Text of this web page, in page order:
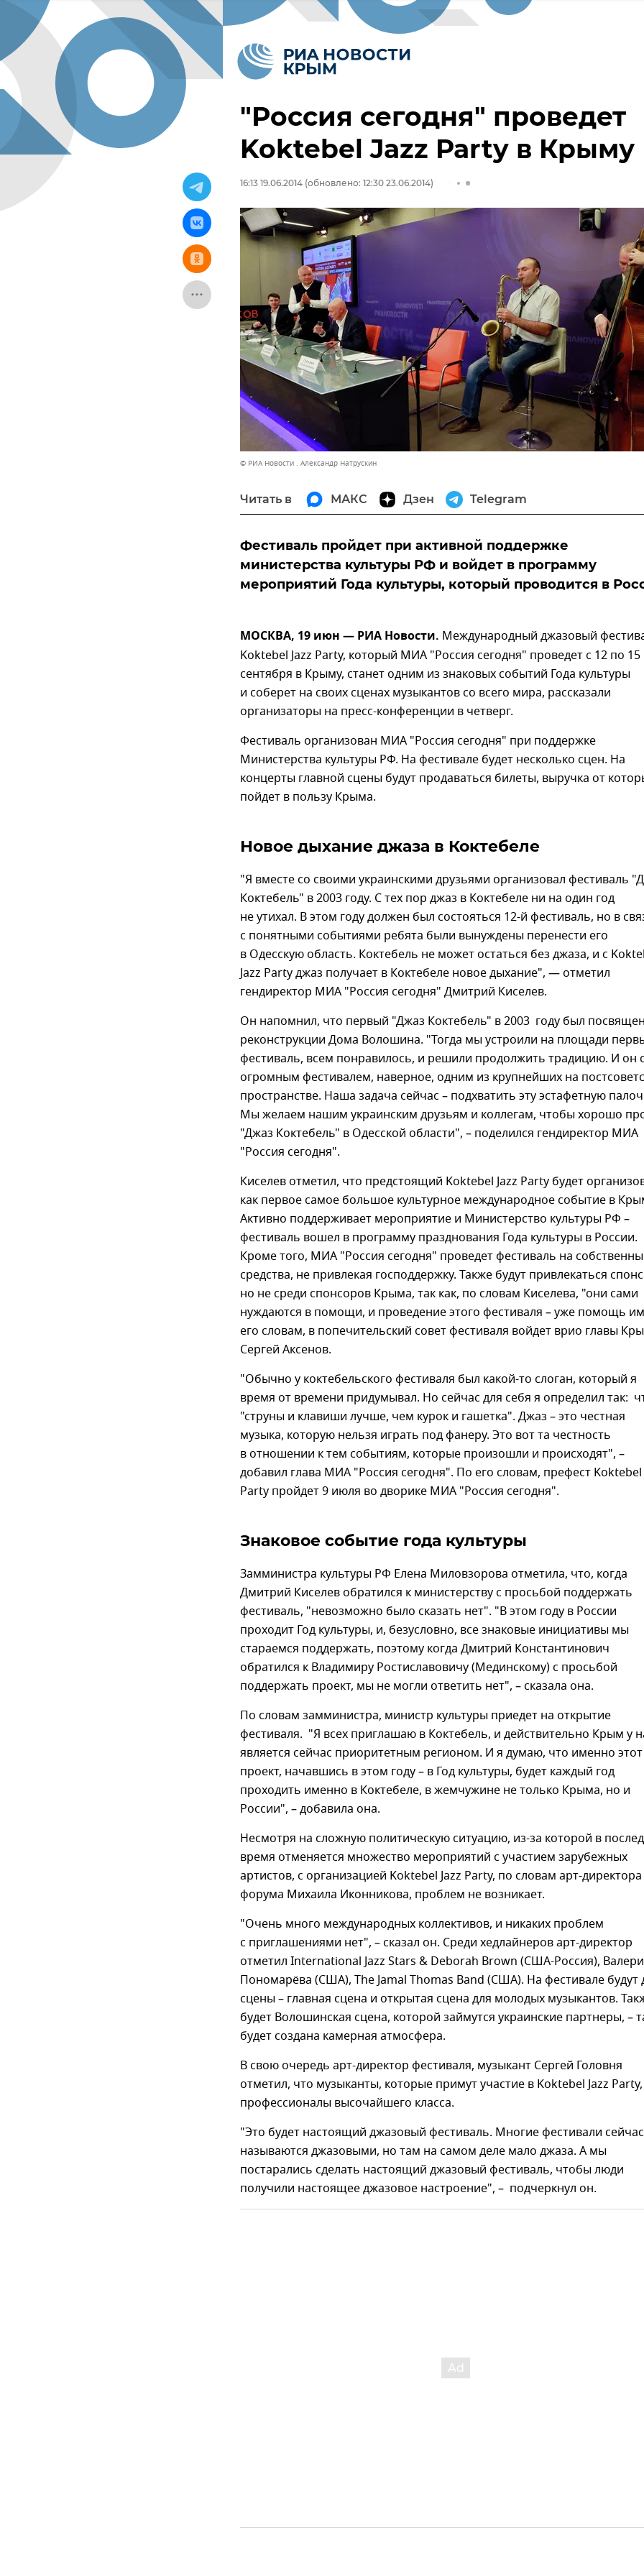
"Россия сегодня" проведет
Koktebel Jazz Party в Крыму
16:13 19.06.2014 (обновлено: 12:30 23.06.2014)
© РИА Новости . Александр Натрускин
Читать в МАКС Дзен Telegram
Фестиваль пройдет при активной поддержке
министерства культуры РФ и войдет в программу
мероприятий Года культуры, который проводится в
МОСКВА, 19 июн — РИА Новости. Международный джазовый
Koktebel Jazz Party, который МИА "Россия сегодня" проведет с 12 по 15
сентября в Крыму, станет одним из знаковых событий Года культуры
и соберет на своих сценах музыкантов со всего мира, рассказали
организаторы на пресс-конференции в четверг.
Фестиваль организован МИА "Россия сегодня" при поддержке
Министерства культуры РФ. На фестивале будет несколько сцен. На
концерты главной сцены будут продаваться билеты, выручка от
пойдет в пользу Крыма.
Новое дыхание джаза в Коктебеле
"Я вместе со своими украинскими друзьями организовал фестиваль
Коктебель" в 2003 году. С тех пор джаз в Коктебеле ни на один год
не утихал. В этом году должен был состояться 12-й фестиваль, но в
с понятными событиями ребята были вынуждены перенести его
в Одесскую область. Коктебель не может остаться без джаза, и с
Jazz Party джаз получает в Коктебеле новое дыхание", — отметил
гендиректор МИА "Россия сегодня" Дмитрий Киселев.
Он напомнил, что первый "Джаз Коктебель" в 2003 году был посвящен
реконструкции Дома Волошина. "Тогда мы устроили на площади
фестиваль, всем понравилось, и решили продолжить традицию. И он
огромным фестивалем, наверное, одним из крупнейших на
пространстве. Наша задача сейчас – подхватить эту эстафетную
Мы желаем нашим украинским друзьям и коллегам, чтобы хорошо
"Джаз Коктебель" в Одесской области", – поделился гендиректор МИА
"Россия сегодня".
Киселев отметил, что предстоящий Koktebel Jazz Party будет
как первое самое большое культурное международное событие в
Активно поддерживает мероприятие и Министерство культуры РФ –
фестиваль вошел в программу празднования Года культуры в России.
Кроме того, МИА "Россия сегодня" проведет фестиваль на
средства, не привлекая господдержку. Также будут привлекаться
но не среди спонсоров Крыма, так как, по словам Киселева, "они сами
нуждаются в помощи, и проведение этого фестиваля – уже помощь
его словам, в попечительский совет фестиваля войдет врио главы
Сергей Аксенов.
"Обычно у коктебельского фестиваля был какой-то слоган, который я
время от времени придумывал. Но сейчас для себя я определил так:
"струны и клавиши лучше, чем курок и гашетка". Джаз – это честная
музыка, которую нельзя играть под фанеру. Это вот та честность
в отношении к тем событиям, которые произошли и происходят", –
добавил глава МИА "Россия сегодня". По его словам, префест Koktebel
Party пройдет 9 июля во дворике МИА "Россия сегодня".
Знаковое событие года культуры
Замминистра культуры РФ Елена Миловзорова отметила, что, когда
Дмитрий Киселев обратился к министерству с просьбой поддержать
фестиваль, "невозможно было сказать нет". "В этом году в России
проходит Год культуры, и, безусловно, все знаковые инициативы мы
стараемся поддержать, поэтому когда Дмитрий Константинович
обратился к Владимиру Ростиславовичу (Мединскому) с просьбой
поддержать проект, мы не могли ответить нет", – сказала она.
По словам замминистра, министр культуры приедет на открытие
фестиваля. "Я всех приглашаю в Коктебель, и действительно Крым у
является сейчас приоритетным регионом. И я думаю, что именно этот
проект, начавшись в этом году – в Год культуры, будет каждый год
проходить именно в Коктебеле, в жемчужине не только Крыма, но и
России", – добавила она.
Несмотря на сложную политическую ситуацию, из-за которой в
время отменяется множество мероприятий с участием зарубежных
артистов, с организацией Koktebel Jazz Party, по словам арт-директора
форума Михаила Иконникова, проблем не возникает.
"Очень много международных коллективов, и никаких проблем
с приглашениями нет", – сказал он. Среди хедлайнеров арт-директор
отметил International Jazz Stars & Deborah Brown (США-Россия),
Пономарёва (США), The Jamal Thomas Band (США). На фестивале будут
сцены – главная сцена и открытая сцена для молодых музыкантов.
будет Волошинская сцена, которой займутся украинские партнеры, –
будет создана камерная атмосфера.
В свою очередь арт-директор фестиваля, музыкант Сергей Головня
отметил, что музыканты, которые примут участие в Koktebel Jazz
профессионалы высочайшего класса.
"Это будет настоящий джазовый фестиваль. Многие фестивали сейчас
называются джазовыми, но там на самом деле мало джаза. А мы
постарались сделать настоящий джазовый фестиваль, чтобы люди
получили настоящее джазовое настроение", – подчеркнул он.